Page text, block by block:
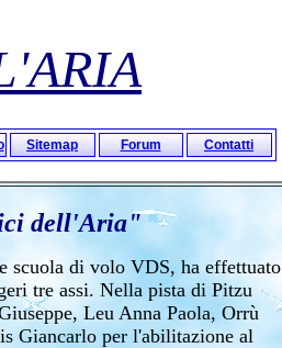
Sitemap Forum Contatti
dell'Aria"
scuola di volo VDS, ha effettuato
tre assi. Nella pista di Pitzu
Leu Anna Paola, Orrù
Giancarlo per l'abilitazione al